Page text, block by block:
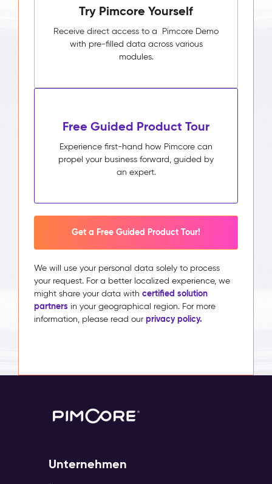
Try Pimcore Yourself
Receive direct access to a Pimcore Demo
with pre-filled data across various
modules.
Free Guided Product Tour
Experience first-hand how Pimcore can
propel your business forward, guided by
an expert.
Get a Free Guided Product Tour!
We will use your personal data solely to process
your request. For a better localized experience, we
might share your data with certified solution
partners in your geographical region. For more
information, please read our privacy policy.
Unternehmen